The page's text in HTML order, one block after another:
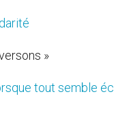
»
tout semble